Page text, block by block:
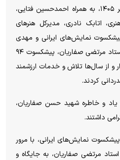
ارشاد اسلامی، عصر شنبه ۶ تیر ۱۴۰۵، به همراه احمدحسین فتایی،
اتابک نادری، مدیرکل هنر‌های
نمایش‌های ایرانی و مهدی
صفاری‌نژاد با حضور در منزل استاد مرتضی صفاریان، پیشکسوت ۹۴
و از سال‌ها تلاش و خدمات ارزشمند
کردند.
یاد و خاطره شهید حسن صفاریان،
داشتند.
نمایش‌های ایرانی، با مرور
مرتضی صفاریان، به جایگاه و